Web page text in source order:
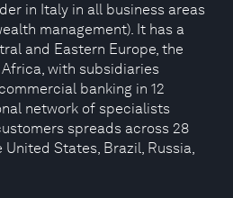
in Italy in all business areas
management). It has a
and Eastern Europe, the
with subsidiaries
banking in 12
network of specialists
spreads across 28
States, Brazil, Russia,